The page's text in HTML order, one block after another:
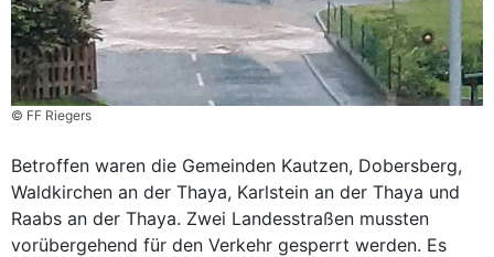
© FF Riegers
Betroffen waren die Gemeinden Kautzen, Dobersberg,
Waldkirchen an der Thaya, Karlstein an der Thaya und
Raabs an der Thaya. Zwei Landesstraßen mussten
vorübergehend für den Verkehr gesperrt werden. Es